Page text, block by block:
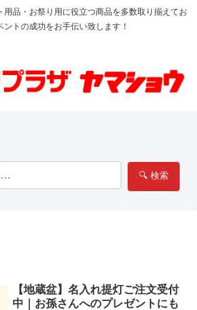
用品・お祭り用に役立つ商品を多数取り揃えてお
ントの成功をお手伝い致します！
🔍 検索
【地蔵盆】名入れ提灯ご注文受付
中｜お孫さんへのプレゼントにも